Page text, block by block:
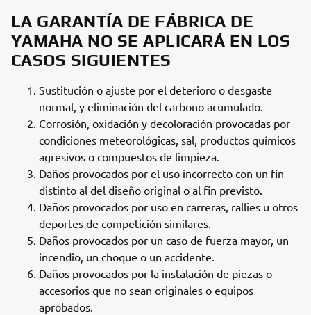
LA GARANTÍA DE FÁBRICA DE
YAMAHA NO SE APLICARÁ EN LOS
CASOS SIGUIENTES
Sustitución o ajuste por el deterioro o desgaste
normal, y eliminación del carbono acumulado.
Corrosión, oxidación y decoloración provocadas por
condiciones meteorológicas, sal, productos químicos
agresivos o compuestos de limpieza.
Daños provocados por el uso incorrecto con un fin
distinto al del diseño original o al fin previsto.
Daños provocados por uso en carreras, rallies u otros
deportes de competición similares.
Daños provocados por un caso de fuerza mayor, un
incendio, un choque o un accidente.
Daños provocados por la instalación de piezas o
accesorios que no sean originales o equipos
aprobados.